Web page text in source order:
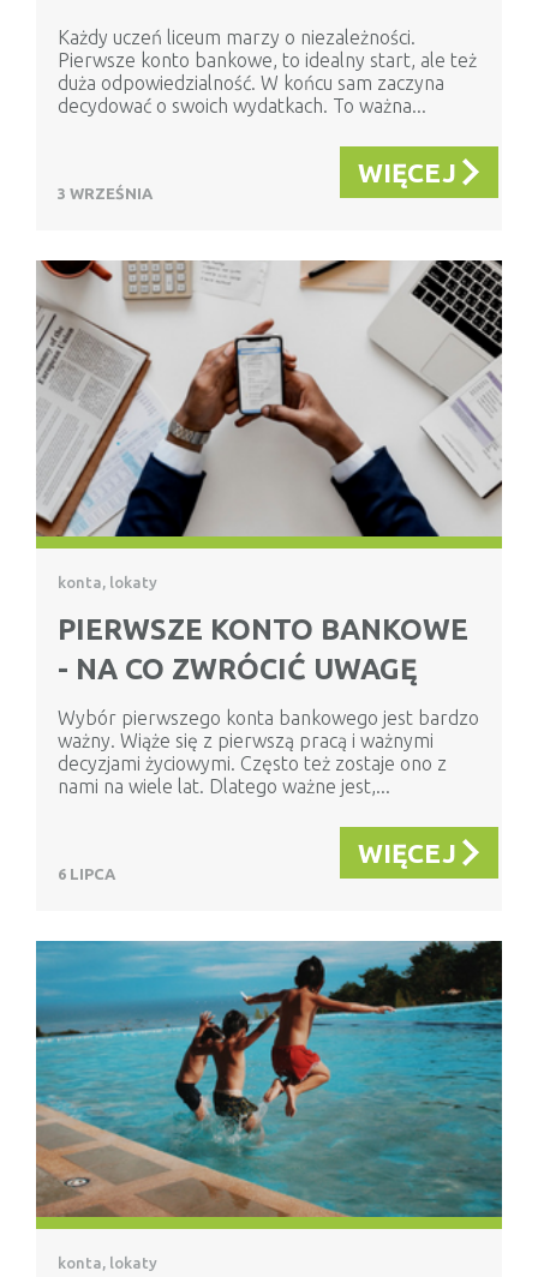
Każdy uczeń liceum marzy o niezależności.
Pierwsze konto bankowe, to idealny start, ale też
duża odpowiedzialność. W końcu sam zaczyna
decydować o swoich wydatkach. To ważna...
3 WRZEŚNIA
WIĘCEJ
konta, lokaty
PIERWSZE KONTO BANKOWE
- NA CO ZWRÓCIĆ UWAGĘ
Wybór pierwszego konta bankowego jest bardzo
ważny. Wiąże się z pierwszą pracą i ważnymi
decyzjami życiowymi. Często też zostaje ono z
nami na wiele lat. Dlatego ważne jest,...
6 LIPCA
WIĘCEJ
konta, lokaty